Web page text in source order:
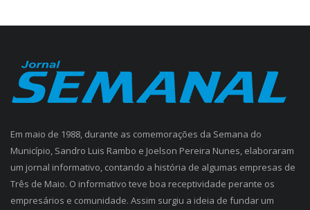
Em maio de 1988, durante as comemorações da Semana do
Município, Sandro Luis Rambo e Joelson Pereira Nunes, elaboraram
um jornal informativo, contando a história de algumas empresas de
Três de Maio. O informativo teve boa receptividade perante os
empresários e comunidade. Assim surgiu a ideia de fundar um